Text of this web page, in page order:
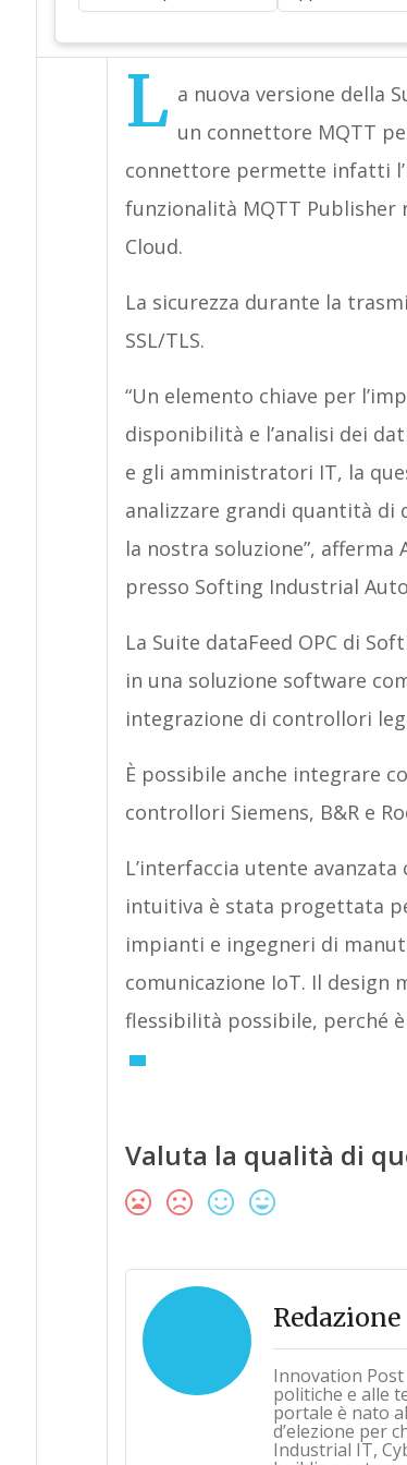
L a nuova versione della
un connettore MQTT
connettore permette infatti
funzionalità MQTT Publisher
Cloud.
La sicurezza durante la
SSL/TLS.
“Un elemento chiave per
disponibilità e l’analisi dei
e gli amministratori IT, la
analizzare grandi quantità di
la nostra soluzione”, afferma
presso Softing Industrial
La Suite dataFeed OPC di
in una soluzione software
integrazione di controllori
È possibile anche integrare
controllori Siemens, B&R e
L’interfaccia utente
intuitiva è stata progettata
impianti e ingegneri di
comunicazione IoT. Il design
flessibilità possibile, perché
Valuta la qualità di
Redazione
Innovation
politiche e alle
portale è nato
d’elezione per
Industrial IT,